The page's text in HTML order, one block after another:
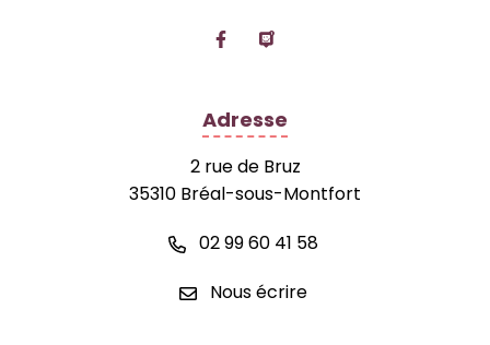
Lien vers le compte Facebook
Lien vers la page
Adresse
2 rue de Bruz
35310 Bréal-sous-Montfort
02 99 60 41 58
Nous écrire